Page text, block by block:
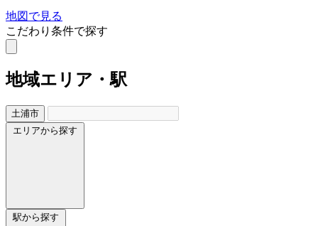
地図で見る
こだわり条件で探す
地域エリア・駅
土浦市
エリアから探す
駅から探す